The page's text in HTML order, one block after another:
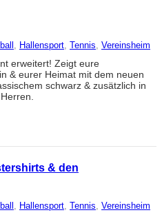
, Hallensport, Tennis, Vereinsheim
erweitert! Zeigt eure
& eurer Heimat mit dem neuen
schwarz & zusätzlich in
& den
Hallensport Tennis Vereinsheim